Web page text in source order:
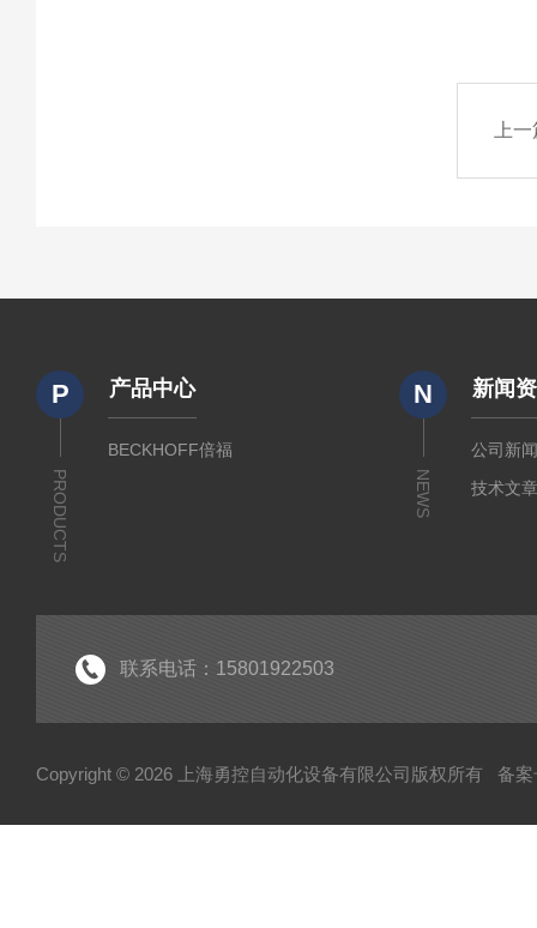
上
P
PRODUCTS
产品中心
BECKHOFF倍福
N
NEWS
新闻
公司新
技术文
联系电话：15801922503
Copyright © 2026 上海勇控自动化设备有限公司版权所有 备案